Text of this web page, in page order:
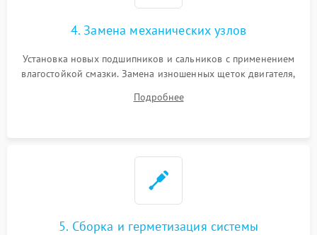
4. Замена механических узлов
Установка новых подшипников и сальников с применением
влагостойкой смазки. Замена изношенных щеток двигателя,
или поврежденной резиновой манжеты.
Подробнее
5. Сборка и герметизация системы